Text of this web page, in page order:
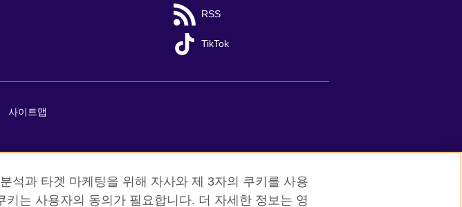
RSS
TikTok
사이트맵
석과 타겟 마케팅을 위해 자사와 제 3자의 쿠키를 사용
는 사용자의 동의가 필요합니다. 더 자세한 정보는 영